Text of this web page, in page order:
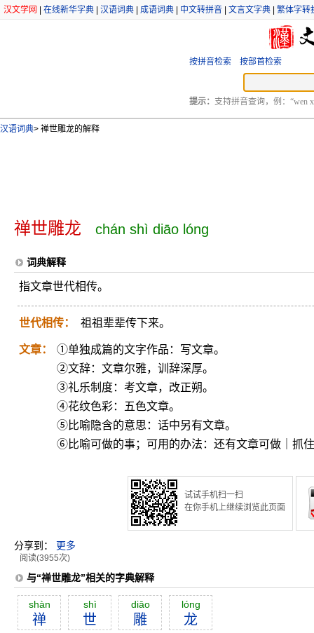
汉文学网 在线新华字典 汉语词典 成语词典 中文转拼音 文言文字典 繁体字转
按拼音检索 按部首检索
提示： 支持拼音查询，例：“wen
汉语词典> 禅世雕龙的解释
禅世雕龙 chán shì diāo lóng
词典解释
指文章世代相传。
世代相传： 祖祖辈辈传下来。
文章：
①单独成篇的文字作品：写文章。
②文辞：文章尔雅，训辞深厚。
③礼乐制度：考文章，改正朔。
④花纹色彩：五色文章。
⑤比喻隐含的意思：话中另有文章。
⑥比喻可做的事；可用的办法：还有文章可做｜抓
试试手机扫一扫
在你手机上继续浏览此页面
分享到： 更多
阅读(3955次)
与“禅世雕龙”相关的字典解释
shàn
禅
shì
世
diāo
雕
lóng
龙